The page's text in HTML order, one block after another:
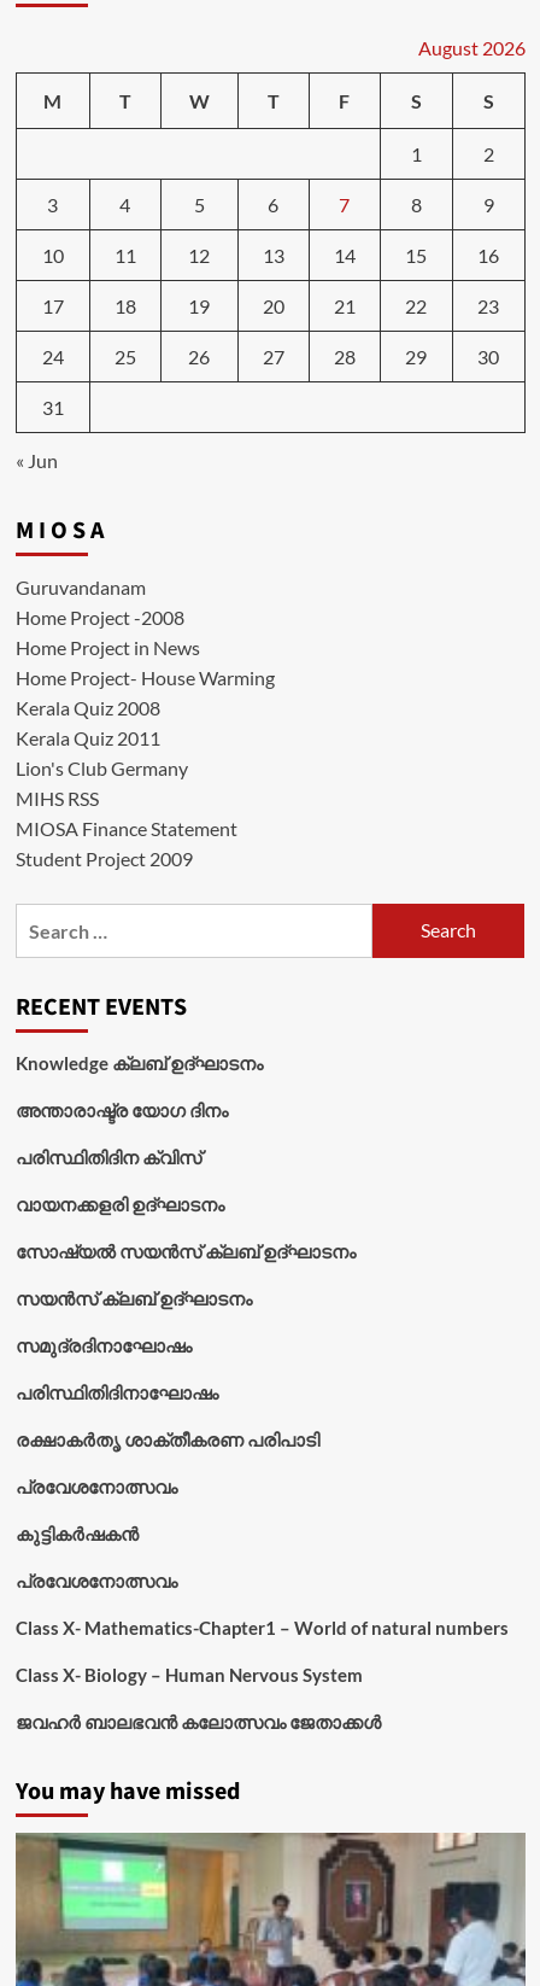
August 2026
M T W T F S S
1 2
3 4 5 6 7 8 9
10 11 12 13 14 15 16
17 18 19 20 21 22 23
24 25 26 27 28 29 30
31
« Jun
M I O S A
Guruvandanam
Home Project -2008
Home Project in News
Home Project- House Warming
Kerala Quiz 2008
Kerala Quiz 2011
Lion's Club Germany
MIHS RSS
MIOSA Finance Statement
Student Project 2009
RECENT EVENTS
Knowledge ക്ലബ് ഉദ്‌ഘാടനം
അന്താരാഷ്ട്ര യോഗ ദിനം
പരിസ്ഥിതിദിന ക്വിസ്
വായനക്കളരി ഉദ്‌ഘാടനം
സോഷ്യൽ സയൻസ് ക്ലബ് ഉദ്‌ഘാടനം
സയൻസ് ക്ലബ് ഉദ്‌ഘാടനം
സമുദ്രദിനാഘോഷം
പരിസ്ഥിതിദിനാഘോഷം
രക്ഷാകർതൃ ശാക്തീകരണ പരിപാടി
പ്രവേശനോത്സവം
കുട്ടികര്‍ഷകന്‍
പ്രവേശനോത്സവം
Class X- Mathematics-Chapter1 – World of natural numbers
Class X- Biology – Human Nervous System
ജവഹർ ബാലഭവൻ കലോത്സവം ജേതാക്കൾ
You may have missed